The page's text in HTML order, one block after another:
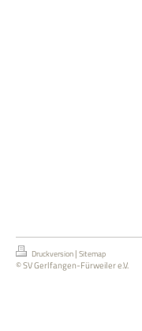
Druckversion | Sitemap
© SV Gerlfangen-Fürweiler e.V.